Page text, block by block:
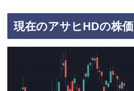
現在のアサヒHDの株価